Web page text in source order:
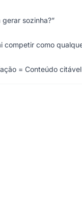
sozinha?”
competir como
= Conteúdo citável